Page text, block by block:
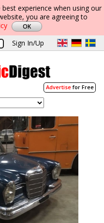
experience when using our
you are agreeing to
Sign In/Up
Advertisefor Free